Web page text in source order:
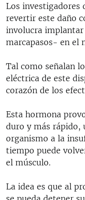
Los investigadores
revertir este daño
involucra
marcapasos- en el
Tal como señalan
eléctrica de este
corazón de los
Esta hormona
duro y más rápido,
organismo a la
tiempo puede
el músculo.
La idea es que al